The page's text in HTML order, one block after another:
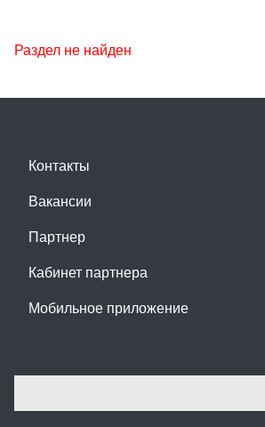
Раздел не найден
Контакты
Вакансии
Партнер
Кабинет партнера
Мобильное приложение